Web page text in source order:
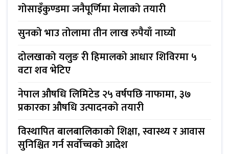
गोसाइँकुण्डमा जनैपूर्णिमा मेलाको तयारी
सुनको भाउ तोलामा तीन लाख रुपैयाँ नाघ्यो
दोलखाको यलुङ री हिमालको आधार शिविरमा ५
वटा शव भेटिए
नेपाल औषधि लिमिटेड २५ वर्षपछि नाफामा, ३७
प्रकारका औषधि उत्पादनको तयारी
विस्थापित बालबालिकाको शिक्षा, स्वास्थ्य र आवास
सुनिश्चित गर्न सर्वोच्चको आदेश